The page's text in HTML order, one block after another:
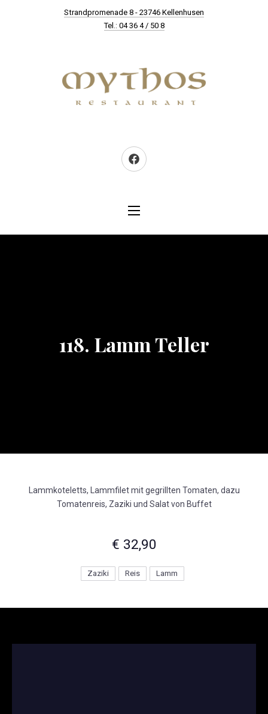
Strandpromenade 8 - 23746 Kellenhusen
Tel.: 04 36 4 / 50 8
Neues Fenster
NAVIGATION
118. Lamm Teller
Lammkoteletts, Lammfilet mit gegrillten Tomaten, dazu
Tomatenreis, Zaziki und Salat von Buffet
€ 32,90
Zaziki Reis Lamm